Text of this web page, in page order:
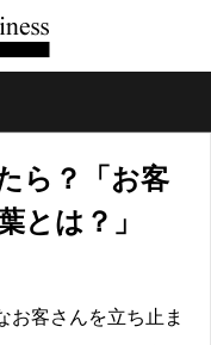
ら？「お客
とは？」
お客さんを立ち止ま